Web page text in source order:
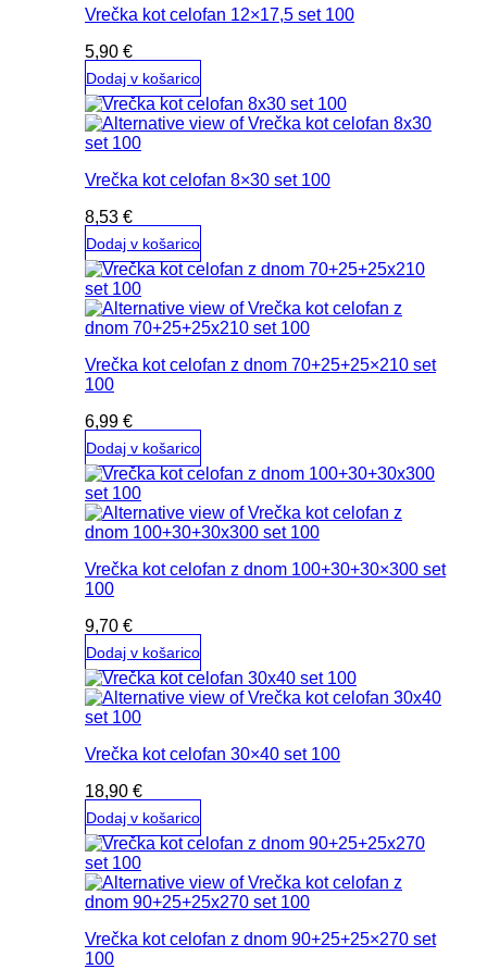
Vrečka kot celofan 12×17,5 set 100
5,90 €
Dodaj v košarico
Vrečka kot celofan 8×30 set 100
8,53 €
Dodaj v košarico
Vrečka kot celofan z dnom 70+25+25×210 set
100
6,99 €
Dodaj v košarico
Vrečka kot celofan z dnom 100+30+30×300 set
100
9,70 €
Dodaj v košarico
Vrečka kot celofan 30×40 set 100
18,90 €
Dodaj v košarico
Vrečka kot celofan z dnom 90+25+25×270 set
100